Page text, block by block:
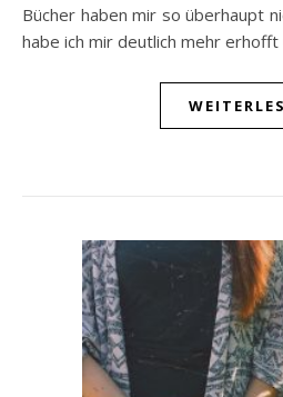
Bücher haben mir so überhaupt
habe ich mir deutlich mehr